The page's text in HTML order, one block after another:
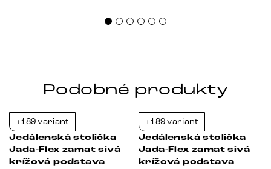
Podobné produkty
+189 variant
Jedálenská stolička
Jada-Flex zamat sivá
krížová podstava
+189 variant
Jedálenská stolička
Jada-Flex zamat sivá
krížová podstava